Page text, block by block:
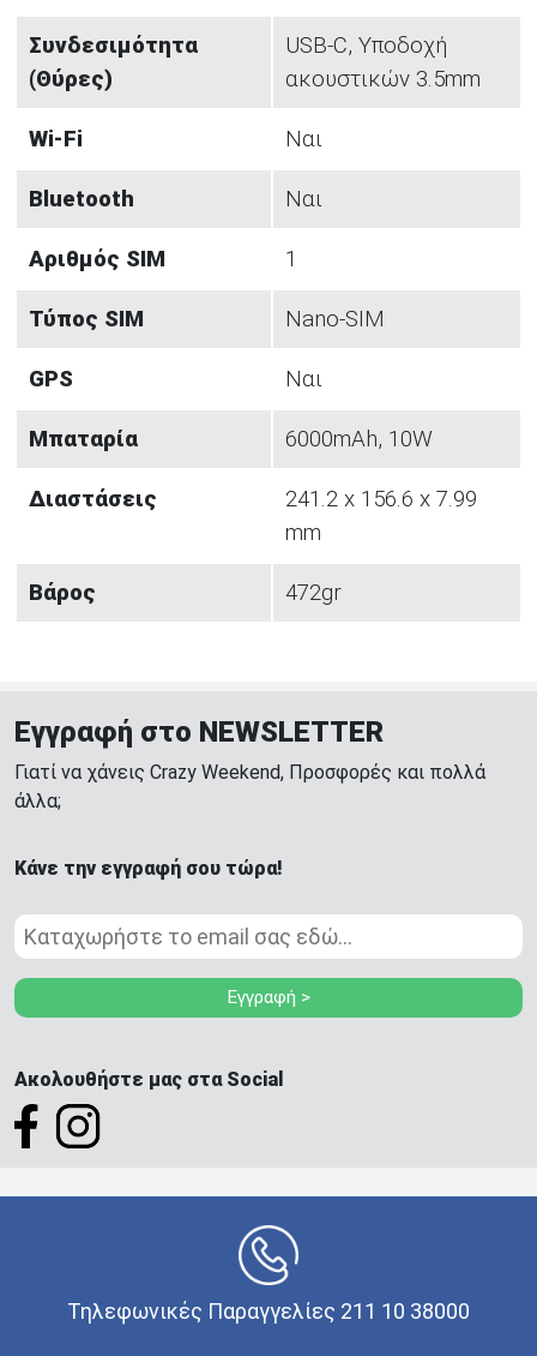
Συνδεσιμότητα
(Θύρες)
USB-C, Υποδοχή
ακουστικών 3.5mm
Wi-Fi Ναι
Bluetooth Ναι
Αριθμός SIM 1
Τύπος SIM Nano-SIM
GPS Ναι
Μπαταρία 6000mAh, 10W
Διαστάσεις
241.2 x 156.6 x 7.99
mm
Βάρος 472gr
Εγγραφή στο NEWSLETTER
Γιατί να χάνεις Crazy Weekend, Προσφορές και πολλά
άλλα;
Κάνε την εγγραφή σου τώρα!
Εγγραφή >
Ακολουθήστε μας στα Social
Τηλεφωνικές Παραγγελίες 211 10 38000